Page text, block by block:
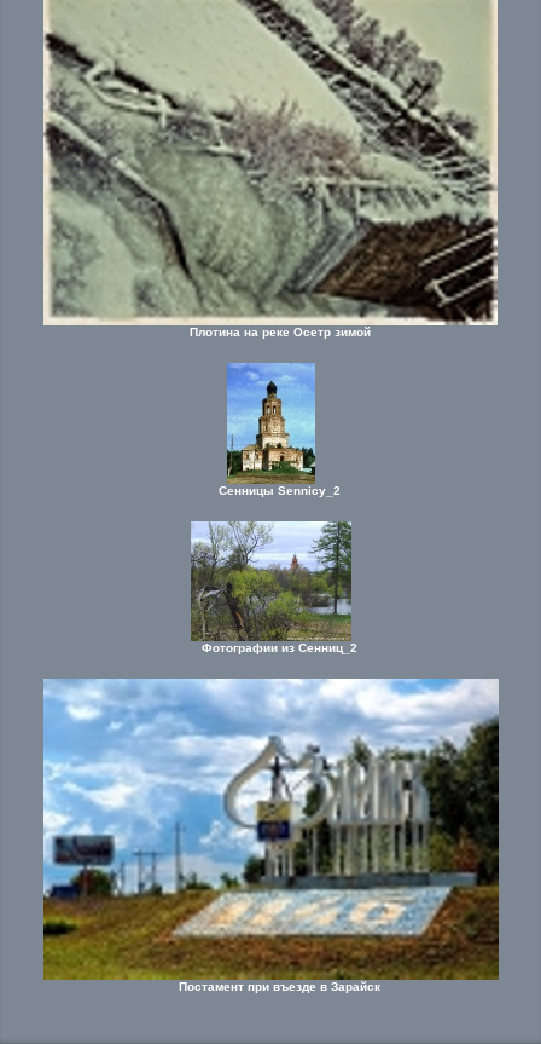
Плотина на реке Осетр зимой
Сенницы Sennicy_2
Фотографии из Сенниц_2
Постамент при въезде в Зарайск